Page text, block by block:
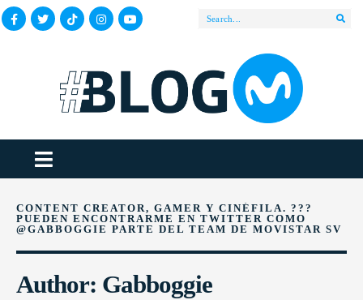
CONTENT CREATOR, GAMER Y CINÉFILA. ?️??
PUEDEN ENCONTRARME EN TWITTER COMO
@GABBOGGIE PARTE DEL TEAM DE MOVISTAR SV
Author: Gabboggie